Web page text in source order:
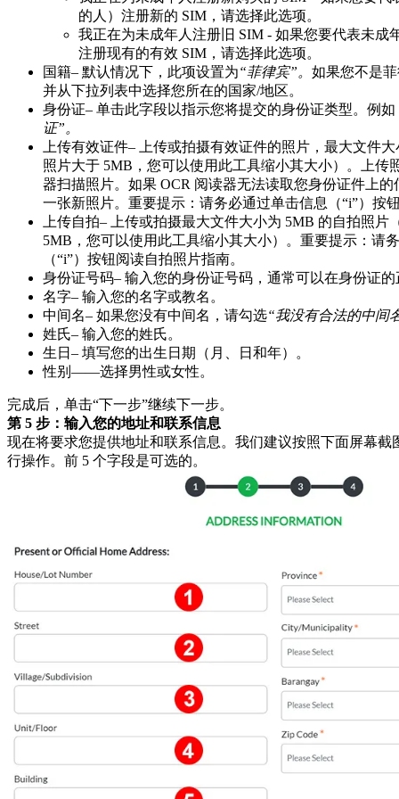
的人）注册新的 SIM，请选择此选项。
我正在为未成年人注册旧 SIM - 如果您要代表未成
注册现有的有效 SIM，请选择此选项。
国籍– 默认情况下，此项设置为“菲律宾”。 如果您不是
并从下拉列表中选择您所在的国家/地区。
身份证– 单击此字段以指示您将提交的身份证类型。例如
证”。
上传有效证件– 上传或拍摄有效证件的照片，最大文件
照片大于 5MB，您可以使用此工具缩小其大小）。上传
器扫描照片。如果 OCR 阅读器无法读取您身份证件上
一张新照片。重要提示：请务必通过单击信息（“i”）按
上传自拍– 上传或拍摄最大文件大小为 5MB 的自拍照片
5MB，您可以使用此工具缩小其大小）。重要提示：请
（“i”）按钮阅读自拍照片指南。
身份证号码– 输入您的身份证号码，通常可以在身份证
名字– 输入您的名字或教名。
中间名– 如果您没有中间名，请勾选“我没有合法的中间
姓氏– 输入您的姓氏。
生日– 填写您的出生日期（月、日和年）。
性别——选择男性或女性。
完成后，单击“下一步”继续下一步。
第 5 步：输入您的地址和联系信息
现在将要求您提供地址和联系信息。我们建议按照下面屏幕截
行操作。前 5 个字段是可选的。